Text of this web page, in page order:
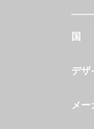
国
デザ
メー